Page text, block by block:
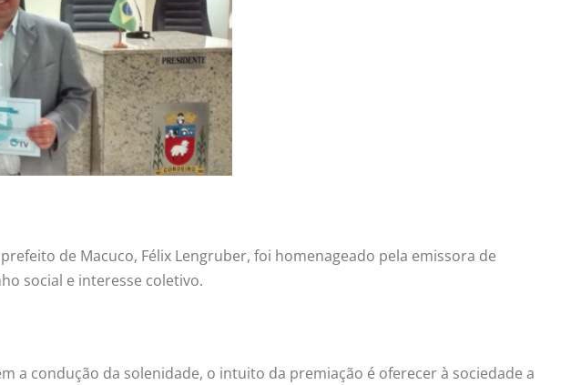
de Macuco, Félix Lengruber, foi homenageado pela emissora de
social e interesse coletivo.
a condução da solenidade, o intuito da premiação é oferecer à sociedade a